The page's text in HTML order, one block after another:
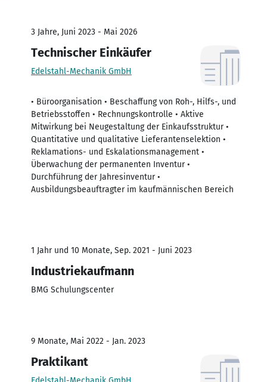
3 Jahre, Juni 2023 - Mai 2026
Technischer Einkäufer
Edelstahl-Mechanik GmbH
• Büroorganisation • Beschaffung von Roh-, Hilfs-, und
Betriebsstoffen • Rechnungskontrolle • Aktive
Mitwirkung bei Neugestaltung der Einkaufsstruktur •
Quantitative und qualitative Lieferantenselektion •
Reklamations- und Eskalationsmanagement •
Überwachung der permanenten Inventur •
Durchführung der Jahresinventur •
Ausbildungsbeauftragter im kaufmännischen Bereich
1 Jahr und 10 Monate, Sep. 2021 - Juni 2023
Industriekaufmann
BMG Schulungscenter
9 Monate, Mai 2022 - Jan. 2023
Praktikant